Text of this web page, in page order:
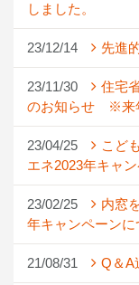
しました。
23/12/14 先進
23/11/30
住宅
のお知らせ ※来
23/04/25
こど
エネ2023年キャ
23/02/25
内窓
年キャンペーンに
21/08/31 Q＆A